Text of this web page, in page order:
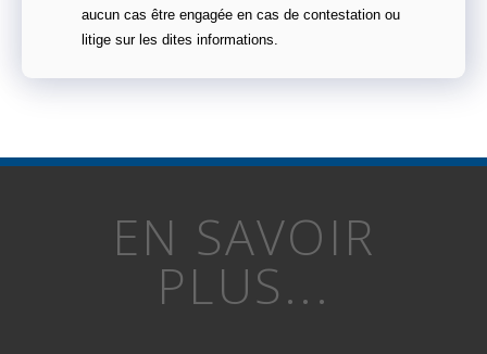
aucun cas être engagée en cas de contestation ou
litige sur les dites informations.
EN SAVOIR
PLUS...